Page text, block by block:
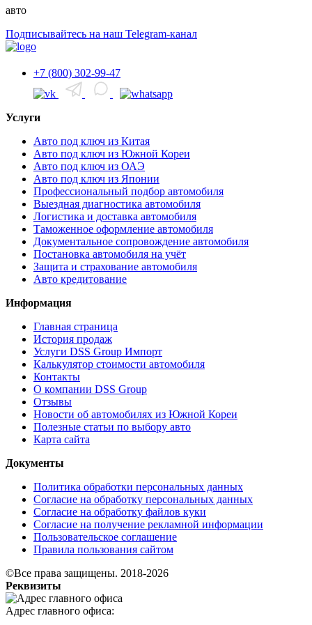
авто
Подписывайтесь на наш Telegram-канал
+7 (800) 302-99-47
Услуги
Авто под ключ из Китая
Авто под ключ из Южной Кореи
Авто под ключ из ОАЭ
Авто под ключ из Японии
Профессиональный подбор автомобиля
Выездная диагностика автомобиля
Логистика и доставка автомобиля
Таможенное оформление автомобиля
Документальное сопровождение автомобиля
Постановка автомобиля на учёт
Защита и страхование автомобиля
Авто кредитование
Информация
Главная страница
История продаж
Услуги DSS Group Импорт
Калькулятор стоимости автомобиля
Контакты
О компании DSS Group
Отзывы
Новости об автомобилях из Южной Кореи
Полезные статьи по выбору авто
Карта сайта
Документы
Политика обработки персональных данных
Согласие на обработку персональных данных
Согласие на обработку файлов куки
Согласие на получение рекламной информации
Пользовательское соглашение
Правила пользования сайтом
©Все права защищены. 2018-2026
Реквизиты
Адрес главного офиса: